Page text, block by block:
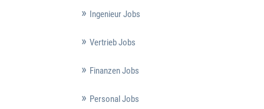
Ingenieur Jobs
Vertrieb Jobs
Finanzen Jobs
Personal Jobs